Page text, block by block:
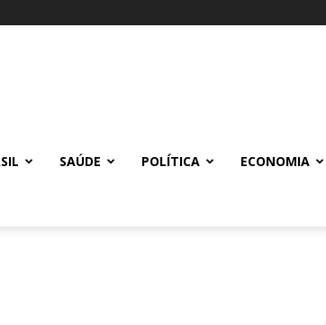
SAÚDE POLÍTICA ECONOMIA